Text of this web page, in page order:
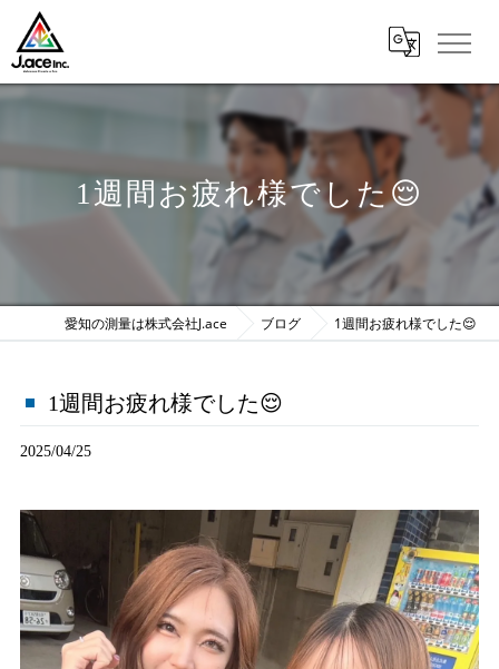
1週間お疲れ様でした😌
愛知の測量は株式会社J.ace ブログ 1週間お疲れ様でした😌
1週間お疲れ様でした😌
2025/04/25